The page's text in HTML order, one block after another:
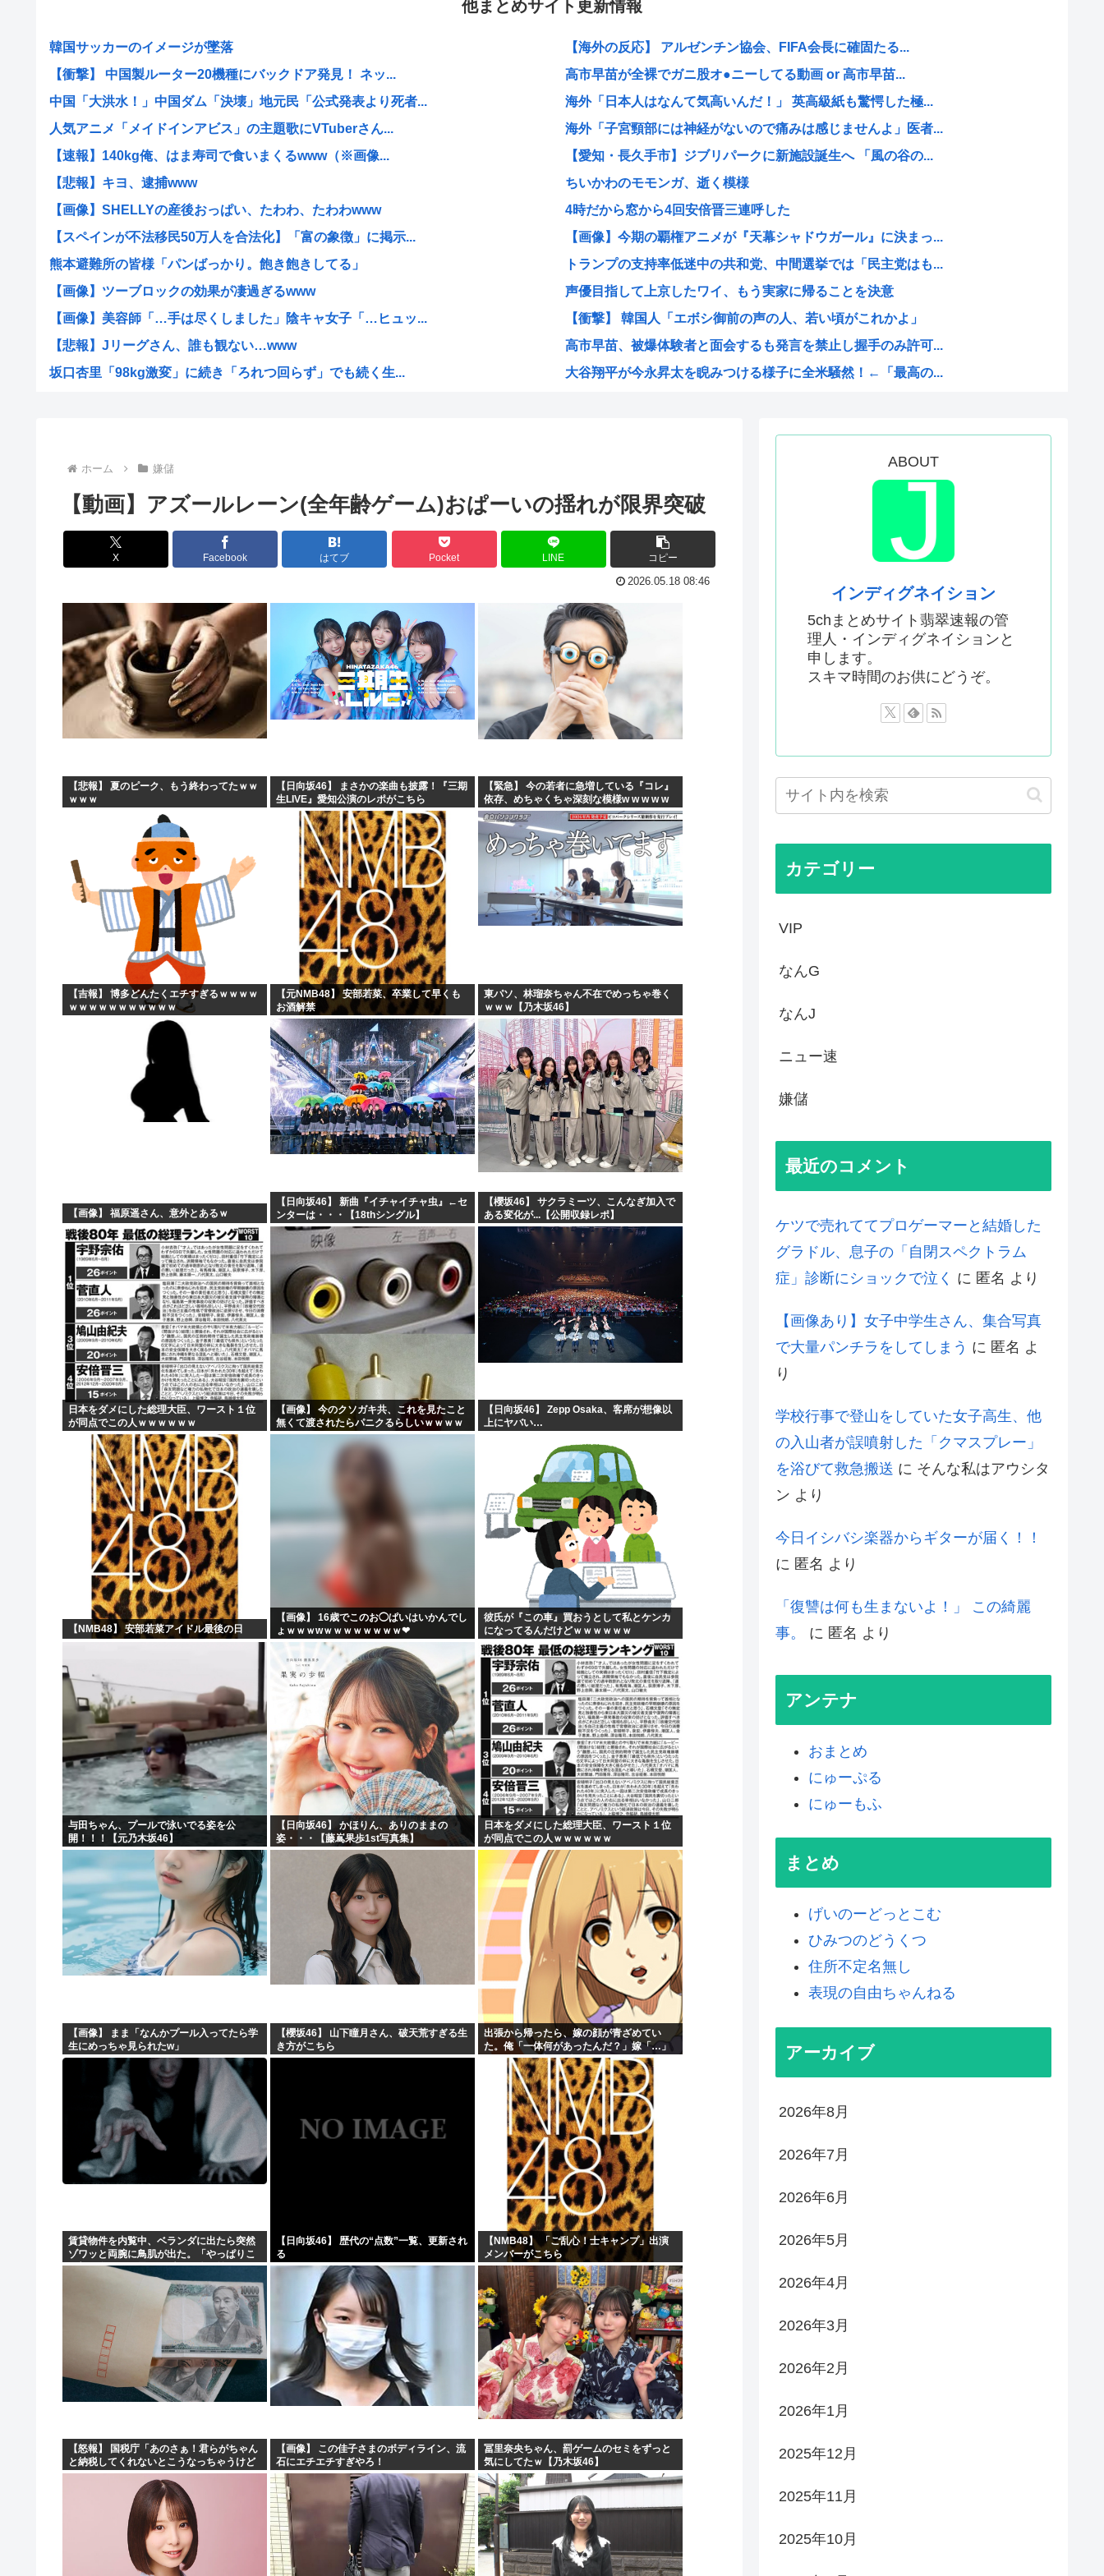
他まとめサイト更新情報
韓国サッカーのイメージが墜落
【衝撃】 中国製ルーター20機種にバックドア発見！ ネッ...
中国「大洪水！」中国ダム「決壊」地元民「公式発表より死者...
人気アニメ「メイドインアビス」の主題歌にVTuberさん...
【速報】140kg俺、はま寿司で食いまくるwww（※画像...
【悲報】キヨ、逮捕www
【画像】SHELLYの産後おっぱい、たわわ、たわわwww
【スペインが不法移民50万人を合法化】「富の象徴」に掲示...
熊本避難所の皆様「パンばっかり。飽き飽きしてる」
【画像】ツーブロックの効果が凄過ぎるwww
【画像】美容師「…手は尽くしました」陰キャ女子「…ヒュッ...
【悲報】Jリーグさん、誰も観ない…www
坂口杏里「98kg激変」に続き「ろれつ回らず」でも続く生...
【悲報】女が笑いを取る方法、「女を捨てる」「下ネタ連発す...
【朗報画像】現役JKママ、とんでもない事になってしまうw...
コメ卸大手さん、営業利益83%減 高値で買い込んだ米が売...
【画像】ココリコ田中「あかん、浜田メッチャ腹立つ奴やなぁ...
保護猫カフェで流血するくらい引っ掻かれちゃった店員さんか...
中国人のリウさん、新エネ車で国境越えたら遠隔操作で30時...
新幹線の指定席…早めに予約した通路側の席に、見知らぬ母子...
【悲報】なぜ、「日常系アニメ」は廃れたのか？
【画像】こういう水着ギャル好きなやつ
【悲報】20歳から8か月の年金未納、事故で手足3本を失う...
【画像】こういう顔は『イモ娘』なのにお乳はしっかり都会っ...
【海外の反応】 アルゼンチン協会、FIFA会長に確固たる...
高市早苗が全裸でガニ股オ●ニーしてる動画 or 高市早苗...
海外「日本人はなんて気高いんだ！」 英高級紙も驚愕した極...
海外「子宮頸部には神経がないので痛みは感じませんよ」医者...
【愛知・長久手市】ジブリパークに新施設誕生へ 「風の谷の...
ちいかわのモモンガ、逝く模様
4時だから窓から4回安倍晋三連呼した
【画像】今期の覇権アニメが『天幕シャドウガール』に決まっ...
トランプの支持率低迷中の共和党、中間選挙では「民主党はも...
声優目指して上京したワイ、もう実家に帰ることを決意
【衝撃】 韓国人「エボシ御前の声の人、若い頃がこれかよ」
高市早苗、被爆体験者と面会するも発言を禁止し握手のみ許可...
大谷翔平が今永昇太を睨みつける様子に全米騒然！←「最高の...
海外「素晴らしい！」日本が買収したUSスチール驚異の大復...
NARUTO、ここにきてガチで復権してしまう w w w...
海外「まるでタイムスリップしたみたいだ…！」日本の江戸時...
【衝撃】 韓国人「エボシ御前の声の人、若い頃がこれかよ」
首相官邸「高市総理の映像を悪用した偽サイトに注意してくだ...
ヤニネコに一つだけ文句言わせてくれ
声優、なんかAIに勝ちそう。「声も「人格の象徴」明記、法...
高市政府「原油調達コストはみんなで負担してもらうわよ！」
謎の新人女性声優H、彗星の如く水着で現れ声優水着界隈をざ...
【高市】「フキハラのプロ」高市早苗のほっぺたをプクッと膨...
大谷翔平が今永昇太を睨みつける様子に全米騒然！←「最高の...
海外「W杯は八百長だった」FIFA会長支持を表明したサッ...
例のダンスアニメの作者、ヤバすぎる
高市早苗の消費税減税、93%が「賛成」www
ワイ小学生やけどアナログで絵描いたから見て
ホーム 嫌儲
【動画】アズールレーン(全年齢ゲーム)おぱーいの揺れが限界突破
X Facebook はてブ Pocket LINE コピー
2026.05.18 08:46
【悲報】 夏のピーク、もう終わってたｗｗ
ｗｗｗ
【日向坂46】 まさかの楽曲も披露！『三期
生LIVE』愛知公演のレポがこちら
【緊急】 今の若者に急増している『コレ』
依存、めちゃくちゃ深刻な模様w w w w w
w w w w w
【吉報】 博多どんたくエチすぎるｗｗｗｗ
ｗｗｗｗｗｗｗｗｗｗｗ
【元NMB48】 安部若菜、卒業して早くも
お酒解禁
東パソ、林瑠奈ちゃん不在でめっちゃ巻く
ｗｗｗ【乃木坂46】
【画像】 福原遥さん、意外とあるｗ
【日向坂46】 新曲『イチャイチャ虫』←セ
ンターは・・・【18thシングル】
【櫻坂46】 サクラミーツ、こんなぎ加入で
ある変化が...【公開収録レポ】
日本をダメにした総理大臣、ワースト１位
が同点でこの人ｗｗｗｗｗｗ
【画像】 今のクソガキ共、これを見たこと
無くて渡されたらパニクるらしいｗｗｗｗ
ｗｗｗｗｗｗｗｗｗ
【日向坂46】 Zepp Osaka、客席が想像以
上にヤバい…
【NMB48】 安部若菜アイドル最後の日
【画像】 16歳でこのお◯ぱいはいかんでし
ょｗｗｗwｗｗｗｗｗｗｗｗ❤
彼氏が『この車』買おうとして私とケンカ
になってるんだけどｗｗｗｗｗｗ
与田ちゃん、プールで泳いでる姿を公
開！！！【元乃木坂46】
【日向坂46】 かほりん、ありのままの
姿・・・【藤嶌果歩1st写真集】
日本をダメにした総理大臣、ワースト１位
が同点でこの人ｗｗｗｗｗｗ
【画像】 まま「なんかプール入ってたら学
生にめっちゃ見られたw」
【櫻坂46】 山下瞳月さん、破天荒すぎる生
き方がこちら
出張から帰ったら、嫁の顔が青ざめてい
た。俺「一体何があったんだ？」嫁「…」
→子供たちに話を聞くと…
賃貸物件を内覧中、ベランダに出たら突然
ゾワッと両腕に鳥肌が出た。「やっぱりこ
の部屋嫌だ」と思った瞬間、体が前にドン
ッと突き飛ばされて…
【日向坂46】 歴代の“点数”一覧、更新され
る
【NMB48】 「ご乱心！士キャンプ」出演
メンバーがこちら
【怒報】 国税庁「あのさぁ！君らがちゃん
と納税してくれないとこうなっちゃうけど
どうする？！」←これw w w w w w w w
【画像】 この佳子さまのボディライン、流
石にエチエチすぎやろ！
冨里奈央ちゃん、罰ゲームのセミをずっと
気にしてたｗ【乃木坂46】
ABOUT
インディグネイション
5chまとめサイト翡翠速報の管
理人・インディグネイションと
申します。
スキマ時間のお供にどうぞ。
カテゴリー
VIP
なんG
なんJ
ニュー速
嫌儲
最近のコメント
ケツで売れててプロゲーマーと結婚した
グラドル、息子の「自閉スペクトラム
症」診断にショックで泣く に 匿名 より
【画像あり】女子中学生さん、集合写真
で大量パンチラをしてしまう に 匿名 よ
り
学校行事で登山をしていた女子高生、他
の入山者が誤噴射した「クマスプレー」
を浴びて救急搬送 に そんな私はアウシタ
ン より
今日イシバシ楽器からギターが届く！！
に 匿名 より
「復讐は何も生まないよ！」 この綺麗
事。
に 匿名 より
アンテナ
おまとめ
にゅーぷる
にゅーもふ
まとめ
げいのーどっとこむ
ひみつのどうくつ
住所不定名無し
表現の自由ちゃんねる
アーカイブ
2026年8月
2026年7月
2026年6月
2026年5月
2026年4月
2026年3月
2026年2月
2026年1月
2025年12月
2025年11月
2025年10月